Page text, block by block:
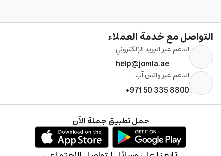
التواصل مع خدمة العملاء
الدعم عبر البريد الإلكتروني
help@jomla.ae
الدعم عبر واتس آب
+971 50 335 8800
حمل تطبيق جملة الآن